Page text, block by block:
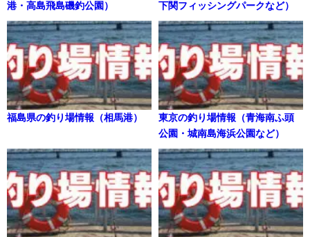
港・高島飛島磯釣公園）
下関フィッシングパークなど）
福島県の釣り場情報（相馬港）
東京の釣り場情報（青海南ふ頭
公園・城南島海浜公園など）